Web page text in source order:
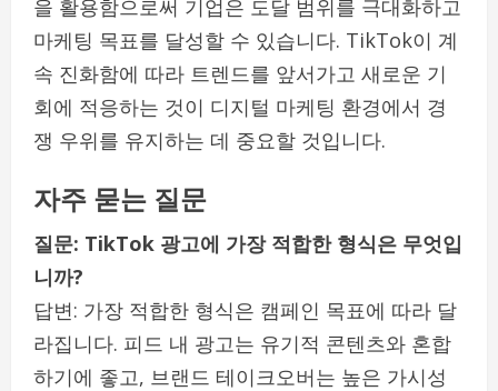
을 활용함으로써 기업은 도달 범위를 극대화하고
마케팅 목표를 달성할 수 있습니다. TikTok이 계
속 진화함에 따라 트렌드를 앞서가고 새로운 기
회에 적응하는 것이 디지털 마케팅 환경에서 경
쟁 우위를 유지하는 데 중요할 것입니다.
자주 묻는 질문
질문: TikTok 광고에 가장 적합한 형식은 무엇입
니까?
답변: 가장 적합한 형식은 캠페인 목표에 따라 달
라집니다. 피드 내 광고는 유기적 콘텐츠와 혼합
하기에 좋고, 브랜드 테이크오버는 높은 가시성